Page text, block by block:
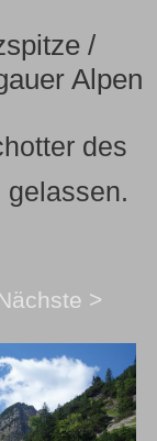
/
Alpen
des
gelassen.
>